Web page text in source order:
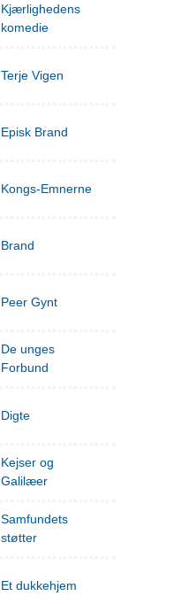
Kjærlighedens
komedie
Terje Vigen
Episk Brand
Kongs-Emnerne
Brand
Peer Gynt
De unges
Forbund
Digte
Kejser og
Galilæer
Samfundets
støtter
Et dukkehjem